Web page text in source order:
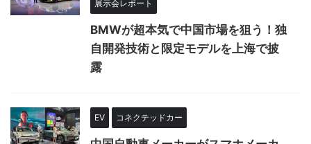
展示会レポート
BMWが超本気で中国市場を狙う！独
自開発技術と限定モデルを上海で披
露
EV コネクテッドカー